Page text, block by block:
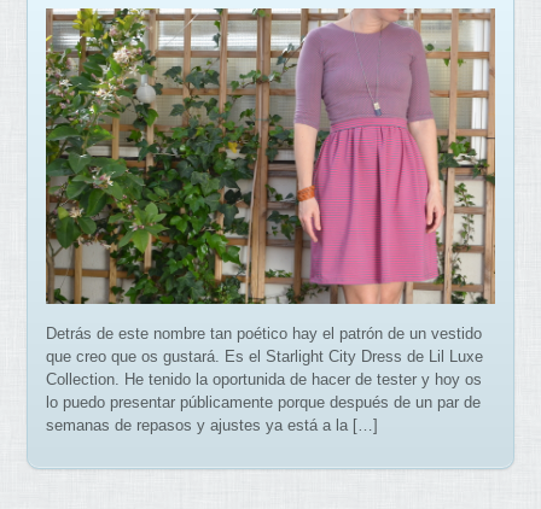
Detrás de este nombre tan poético hay el patrón de un vestido
que creo que os gustará. Es el Starlight City Dress de Lil Luxe
Collection. He tenido la oportunida de hacer de tester y hoy os
lo puedo presentar públicamente porque después de un par de
semanas de repasos y ajustes ya está a la […]